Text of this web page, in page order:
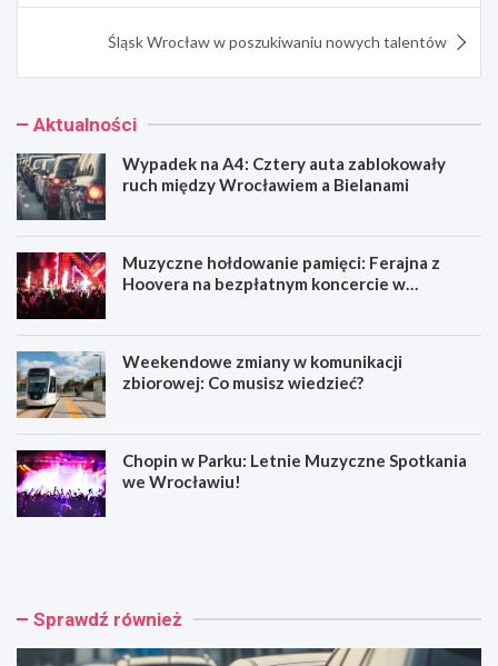
Śląsk Wrocław w poszukiwaniu nowych talentów
Aktualności
Wypadek na A4: Cztery auta zablokowały
ruch między Wrocławiem a Bielanami
Muzyczne hołdowanie pamięci: Ferajna z
Hoovera na bezpłatnym koncercie w
Weekendowe zmiany w komunikacji
zbiorowej: Co musisz wiedzieć?
Chopin w Parku: Letnie Muzyczne Spotkania
we Wrocławiu!
W
e
n
M
z
e
Sprawdź również